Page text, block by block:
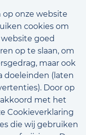
op onze website
cookies om
goed
op te slaan, om
maar ook
doeleinden (laten
Door op
akkoord met het
Cookieverklaring
die wij gebruiken
vacatures